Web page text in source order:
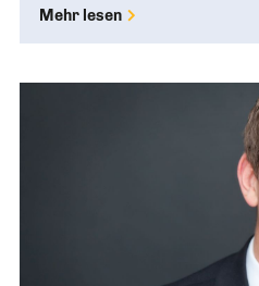
Mehr lesen